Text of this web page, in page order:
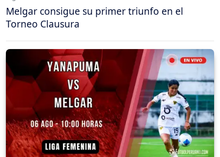
Melgar consigue su primer triunfo en el
Torneo Clausura